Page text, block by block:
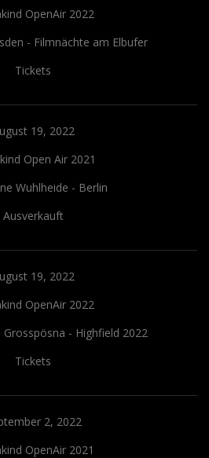
OpenAir 2022
- Filmnächte am Elbufer
Tickets
19, 2022
Open Air 2021
Wuhlheide - Berlin
Ausverkauft
19, 2022
OpenAir 2022
- Highfield 2022
Tickets
2, 2022
OpenAir 2021